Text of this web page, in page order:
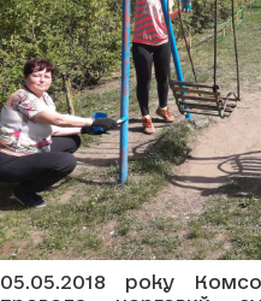
05.05.2018 року